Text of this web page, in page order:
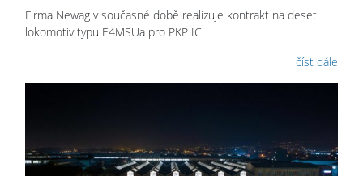
Firma Newag v současné době realizuje kontrakt na deset
lokomotiv typu E4MSUa pro PKP IC.
číst dále